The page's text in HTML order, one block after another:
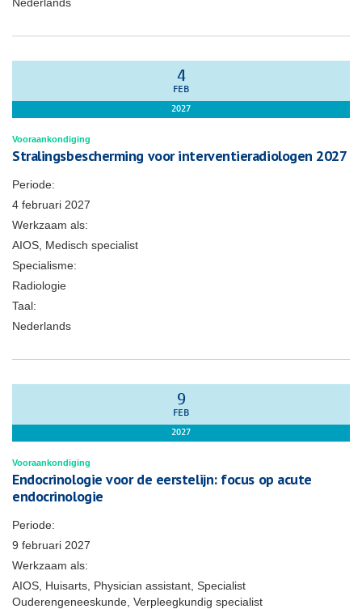
4
FEB
2027
Vooraankondiging
Stralingsbescherming voor interventieradiologen 2027
Periode:
4 februari 2027
Werkzaam als:
AIOS, Medisch specialist
Specialisme:
Radiologie
Taal:
Nederlands
9
FEB
2027
Vooraankondiging
Endocrinologie voor de eerstelijn: focus op acute
endocrinologie
Periode:
9 februari 2027
Werkzaam als:
AIOS, Huisarts, Physician assistant, Specialist
Ouderengeneeskunde, Verpleegkundig specialist